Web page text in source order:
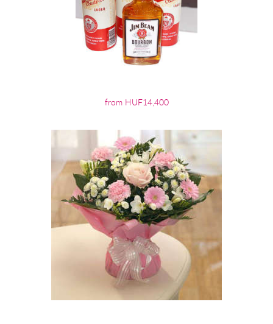
from HUF14,400